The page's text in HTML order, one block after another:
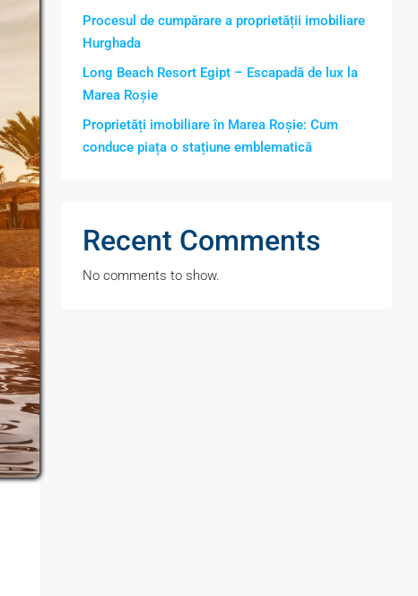
Procesul de cumpărare a proprietății imobiliare
Hurghada
Long Beach Resort Egipt – Escapadă de lux la
Marea Roșie
Proprietăți imobiliare în Marea Roșie: Cum
conduce piața o stațiune emblematică
Recent Comments
No comments to show.